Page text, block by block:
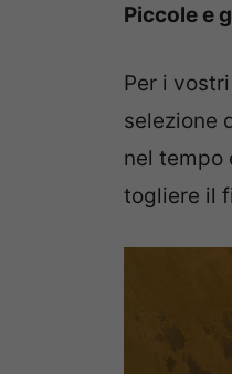
Piccole e
Per i vostri
selezione
nel tempo
togliere il